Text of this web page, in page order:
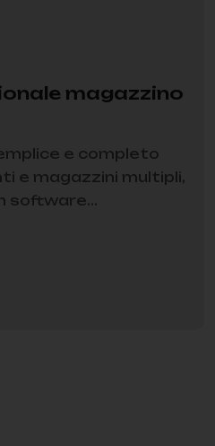
magazzino
e completo
e magazzini multipli,
software...